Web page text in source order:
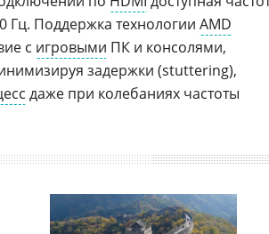
Гц. Поддержка технологии AMD
с игровыми ПК и консолями,
задержки (stuttering),
даже при колебаниях частоты